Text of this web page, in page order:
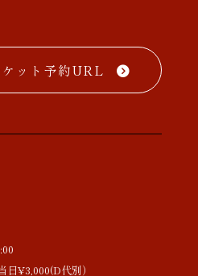
ケット予約URL
¥3,000(D代別）